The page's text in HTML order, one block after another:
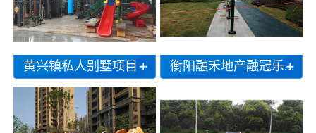
黄兴镇私人别墅项目 衡阳融禾地产融冠乐...